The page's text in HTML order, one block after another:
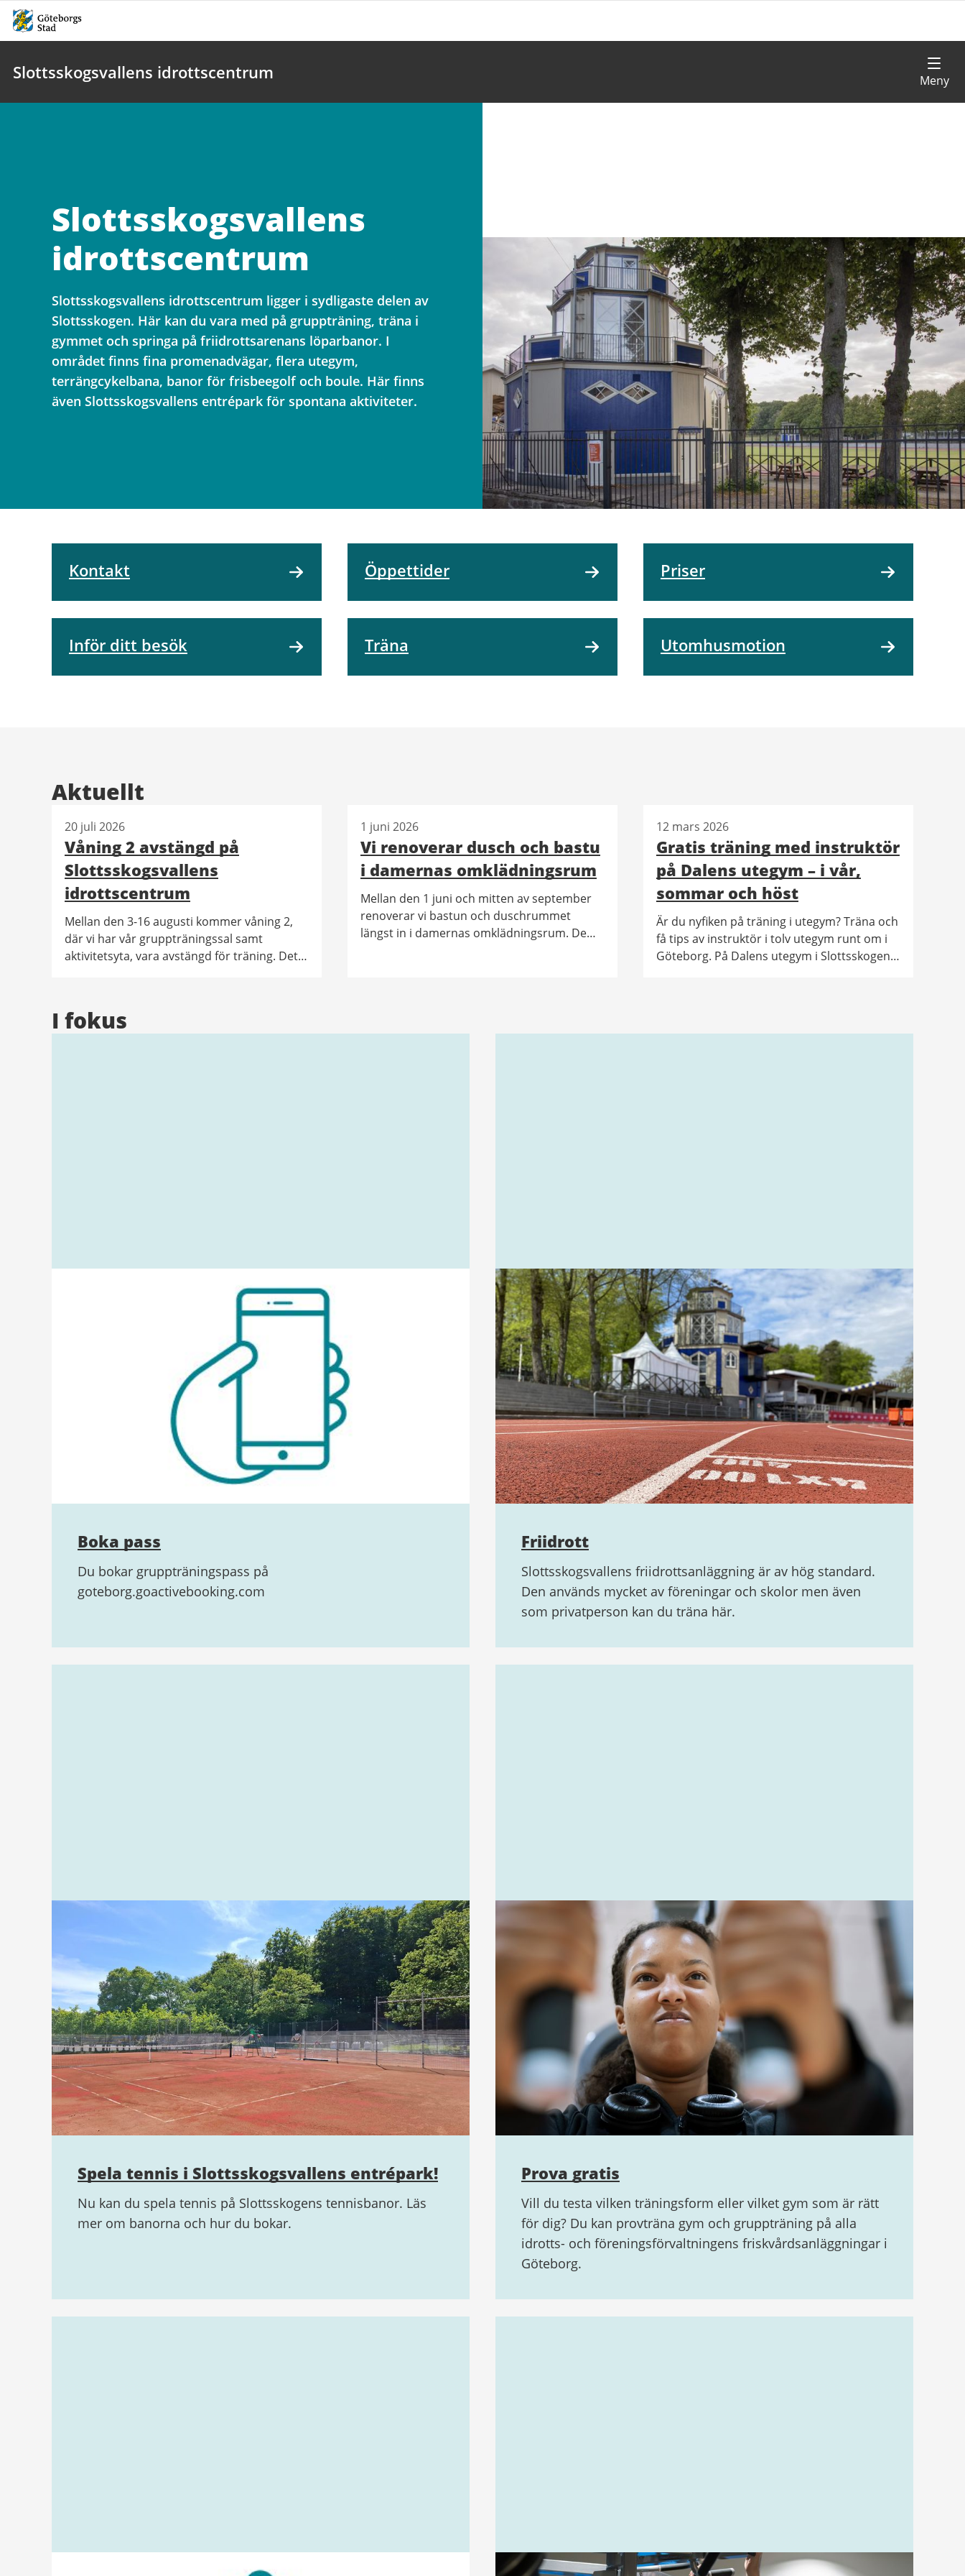
Slottsskogsvallens idrottscentrum
Slottsskogsvallens
idrottscentrum
Slottsskogsvallens idrottscentrum ligger i sydligaste delen av
Slottsskogen. Här kan du vara med på gruppträning, träna i
gymmet och springa på friidrottsarenans löparbanor. I
området finns fina promenadvägar, flera utegym,
terrängcykelbana, banor för frisbeegolf och boule. Här finns
även Slottsskogsvallens entrépark för spontana aktiviteter.
Kontakt Öppettider Priser
Inför ditt besök Träna Utomhusmotion
Aktuellt
Våning 2 avstängd på
Slottsskogsvallens
idrottscentrum
20 juli 2026
Mellan den 3-16 augusti kommer våning 2,
där vi har vår gruppträningssal samt
aktivitetsyta, vara avstängd för träning. Detta
Vi renoverar dusch och bastu
i damernas omklädningsrum
1 juni 2026
Mellan den 1 juni och mitten av september
renoverar vi bastun och duschrummet
längst in i damernas omklädningsrum. De
Gratis träning med instruktör
på Dalens utegym – i vår,
sommar och höst
12 mars 2026
Är du nyfiken på träning i utegym? Träna och
få tips av instruktör i tolv utegym runt om i
Göteborg. På Dalens utegym i Slottsskogen
I fokus
Boka pass
Du bokar gruppträningspass på
goteborg.goactivebooking.com
Friidrott
Slottsskogsvallens friidrottsanläggning är av hög standard.
Den används mycket av föreningar och skolor men även
som privatperson kan du träna här.
Spela tennis i Slottsskogsvallens entrépark!
Nu kan du spela tennis på Slottsskogens tennisbanor. Läs
mer om banorna och hur du bokar.
Prova gratis
Vill du testa vilken träningsform eller vilket gym som är rätt
för dig? Du kan provträna gym och gruppträning på alla
idrotts- och föreningsförvaltningens friskvårdsanläggningar i
Göteborg.